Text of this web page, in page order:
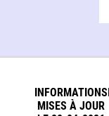
INFORMATIONS
MISES À JOUR